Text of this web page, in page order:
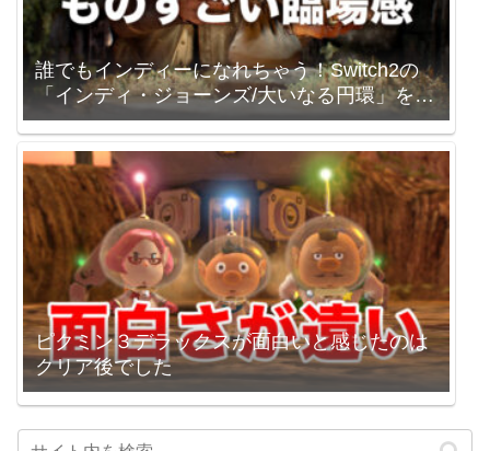
誰でもインディーになれちゃう！Switch2の
「インディ・ジョーンズ/大いなる円環」を買
いました。
ピクミン３デラックスが面白いと感じたのは
クリア後でした